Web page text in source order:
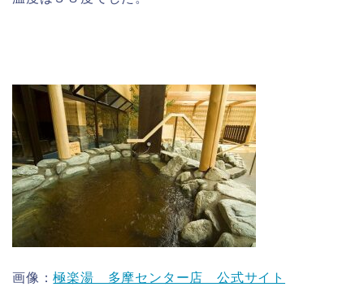
画像：極楽湯 多摩センター店 公式サイト